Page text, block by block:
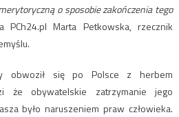
o sposobie zakończenia tego
PCh24.pl Marta Petkowska, rzecznik
obwoził się po Polsce z herbem
że obywatelskie zatrzymanie jego
było naruszeniem praw człowieka.